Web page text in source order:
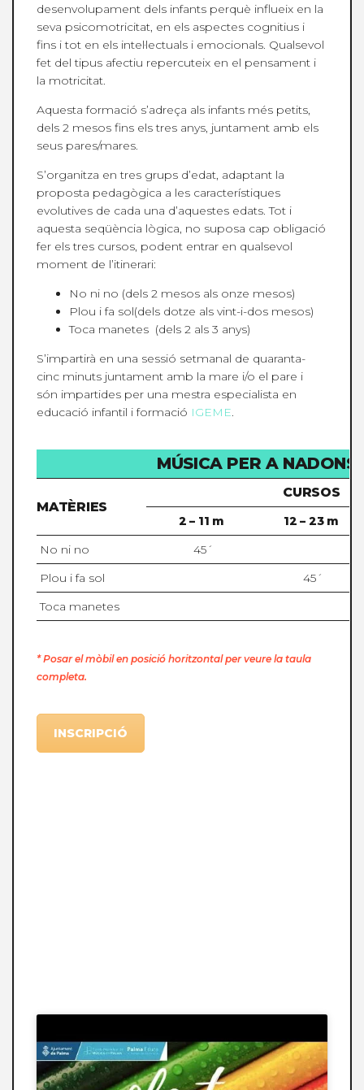
desenvolupament dels infants perquè influeix en la
seva psicomotricitat, en els aspectes cognitius i
fins i tot en els intel·lectuals i emocionals. Qualsevol
fet del tipus afectiu repercuteix en el pensament i
la motricitat.
Aquesta formació s’adreça als infants més petits,
dels 2 mesos fins els tres anys, juntament amb els
seus pares/mares.
S’organitza en tres grups d’edat, adaptant la
proposta pedagògica a les característiques
evolutives de cada una d’aquestes edats. Tot i
aquesta seqüència lògica, no suposa cap obligació
fer els tres cursos, podent entrar en qualsevol
moment de l’itinerari:
No ni no (dels 2 mesos als onze mesos)
Plou i fa sol(dels dotze als vint-i-dos mesos)
Toca manetes (dels 2 als 3 anys)
S’impartirà en una sessió setmanal de quaranta-
cinc minuts juntament amb la mare i/o el pare i
són impartides per una mestra especialista en
educació infantil i formació IGEME.
MÚSICA PER A NADONS
MATÈRIES
CURSOS
2 – 11 m
12 – 23 m
No ni no
45´
Plou i fa sol
45´
Toca manetes
* Posar el mòbil en posició horitzontal per veure la taula
completa.
INSCRIPCIÓ